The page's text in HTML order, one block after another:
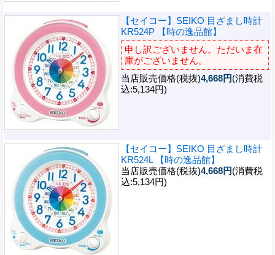
【セイコー】SEIKO 目ざまし時計
KR524P 【時の逸品館】
申し訳ございません。ただいま在
庫がございません。
当店販売価格(税抜)4,668円(消費税
込:5,134円)
【セイコー】SEIKO 目ざまし時計
KR524L 【時の逸品館】
当店販売価格(税抜)4,668円(消費税
込:5,134円)